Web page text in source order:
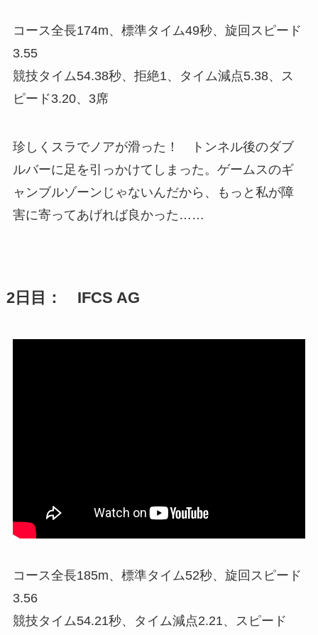
コース全長174m、標準タイム49秒、旋回スピード
3.55
競技タイム54.38秒、拒絶1、タイム減点5.38、ス
ピード3.20、3席
珍しくスラでノアが滑った！ トンネル後のダブ
ルバーに足を引っかけてしまった。ゲームスのギ
ャンブルゾーンじゃないんだから、もっと私が障
害に寄ってあげれば良かった……
2日目： IFCS AG
コース全長185m、標準タイム52秒、旋回スピード
3.56
競技タイム54.21秒、タイム減点2.21、スピード